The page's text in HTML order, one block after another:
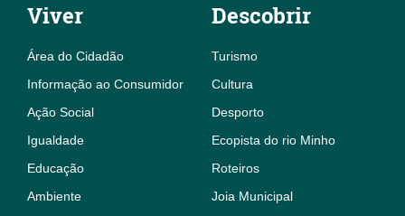
Viver
Área do Cidadão
Informação ao Consumidor
Ação Social
Igualdade
Educação
Ambiente
Descobrir
Turismo
Cultura
Desporto
Ecopista do rio Minho
Roteiros
Joia Municipal